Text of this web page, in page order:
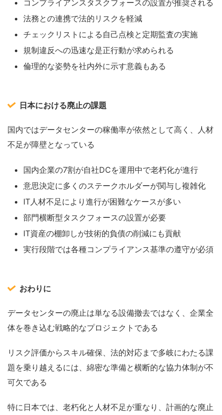
コンプライアンスタスクフォースの設置が推奨される
法務との連携で法的リスクを軽減
チェックリストによる自己点検と定期監査の実施
規制違反への迅速な是正行動が求められる
倫理的な姿勢を社内外に示す意義もある
日本における廃止の課題
国内ではデータセンターの稼働率が依然として高く、人材
不足が障壁となっている
国内企業の7割が自社DCを運用中で老朽化が進行
意思決定に多くのステークホルダーが関与し複雑化
IT人材不足により進行が困難なケースが多い
部門横断型タスクフォースの設置が必要
IT資産の棚卸しが技術的負債の削減にも貢献
実行段階では各種コンプライアンス基準の遵守が必須
おわりに
データセンターの廃止は単なる設備撤去ではなく、企業全
体を巻き込む戦略的なプロジェクトである
リスク評価からスキル確保、法的対応まで多岐にわたる課
題を乗り越えるには、綿密な準備と横断的な協力体制が不
可欠である
特に日本では、老朽化と人材不足が重なり、計画的な廃止